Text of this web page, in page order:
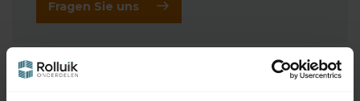
Fragen Sie uns
Ergänzende Produkte